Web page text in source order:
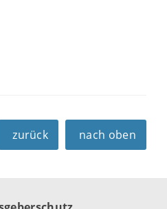
zurück nach oben